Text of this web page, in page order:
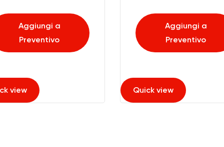
Aggiungi a
Preventivo
Quick view